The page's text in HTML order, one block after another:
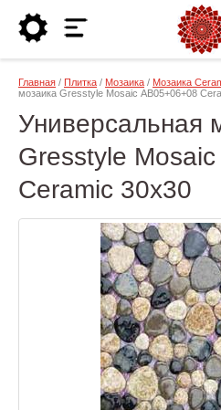
Главная / Плитка / Мозаика / Мозаика
мозаика Gresstyle Mosaic АB05+06+08
Универсальная
Gresstyle
Ceramic 30х30